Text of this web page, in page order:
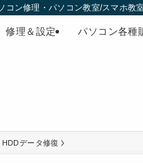
コン修理・パソコン教室/スマホ教
修理＆設定 パソコン各種
HDDデータ修復